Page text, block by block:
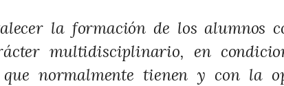
la formación de los alumnos
multidisciplinario, en
normalmente tienen y con la